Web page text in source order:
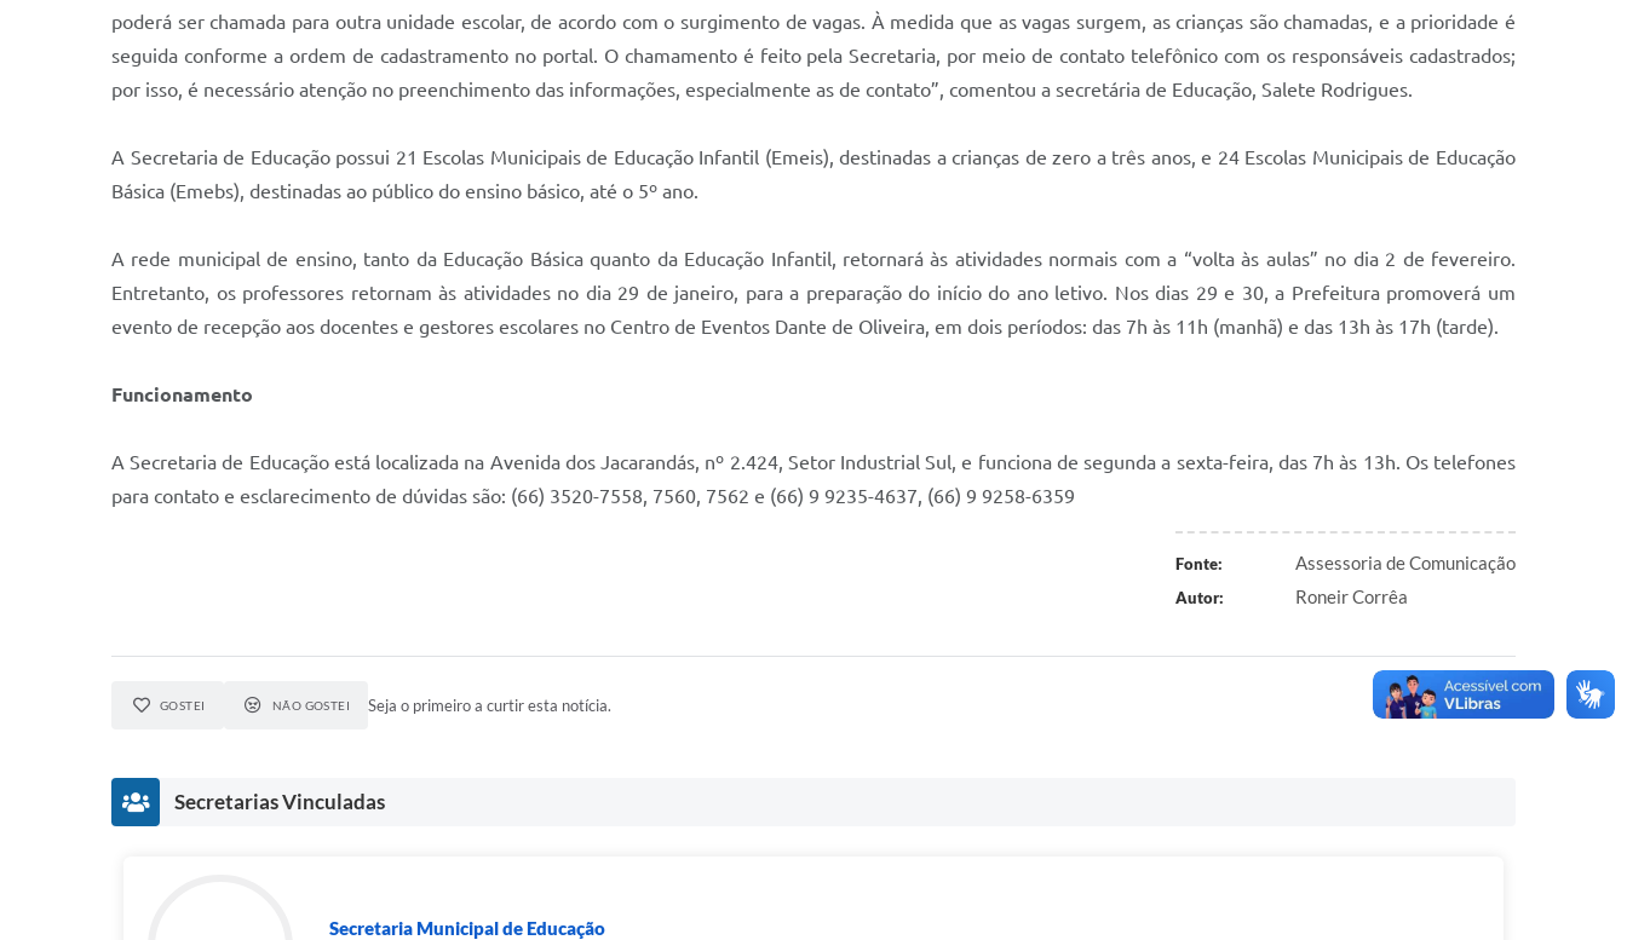
poderá ser chamada para outra unidade escolar, de acordo com o surgimento de vagas. À medida que as vagas surgem, as crianças são chamadas, e a prioridade é
seguida conforme a ordem de cadastramento no portal. O chamamento é feito pela Secretaria, por meio de contato telefônico com os responsáveis cadastrados;
por isso, é necessário atenção no preenchimento das informações, especialmente as de contato”, comentou a secretária de Educação, Salete Rodrigues.
A Secretaria de Educação possui 21 Escolas Municipais de Educação Infantil (Emeis), destinadas a crianças de zero a três anos, e 24 Escolas Municipais de Educação
Básica (Emebs), destinadas ao público do ensino básico, até o 5º ano.
A rede municipal de ensino, tanto da Educação Básica quanto da Educação Infantil, retornará às atividades normais com a “volta às aulas” no dia 2 de fevereiro.
Entretanto, os professores retornam às atividades no dia 29 de janeiro, para a preparação do início do ano letivo. Nos dias 29 e 30, a Prefeitura promoverá um
evento de recepção aos docentes e gestores escolares no Centro de Eventos Dante de Oliveira, em dois períodos: das 7h às 11h (manhã) e das 13h às 17h (tarde).
Funcionamento
A Secretaria de Educação está localizada na Avenida dos Jacarandás, nº 2.424, Setor Industrial Sul, e funciona de segunda a sexta-feira, das 7h às 13h. Os telefones
para contato e esclarecimento de dúvidas são: (66) 3520-7558, 7560, 7562 e (66) 9 9235-4637, (66) 9 9258-6359
Fonte: Assessoria de Comunicação
Autor: Roneir Corrêa
GOSTEI NÃO GOSTEI Seja o primeiro a curtir esta notícia.
Secretarias Vinculadas
Secretaria Municipal de Educação